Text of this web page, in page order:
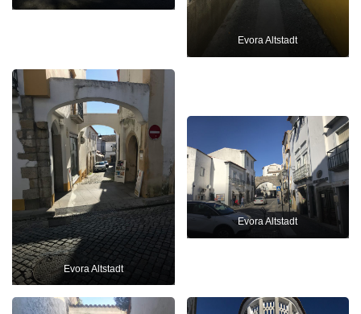
Evora Altstadt
Evora Altstadt
Evora Altstadt